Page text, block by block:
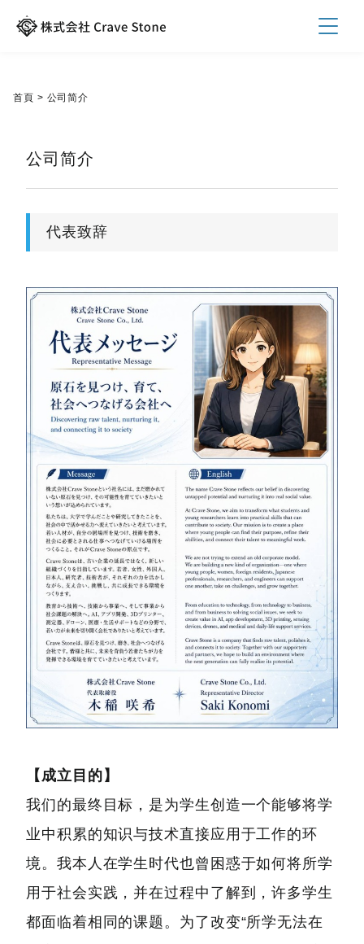
首頁 > 公司简介
公司简介
代表致辞
【成立目的】
我们的最终目标，是为学生创造一个能够将学
业中积累的知识与技术直接应用于工作的环
境。我本人在学生时代也曾困惑于如何将所学
用于社会实践，并在过程中了解到，许多学生
都面临着相同的课题。为了改变“所学无法在